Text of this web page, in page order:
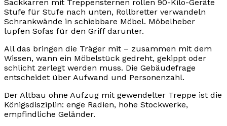
Sackkarren mit Treppensternen rollen 90-Kilo-Geräte
Stufe für Stufe nach unten, Rollbretter verwandeln
Schrankwände in schiebbare Möbel. Möbelheber
lupfen Sofas für den Griff darunter.
All das bringen die Träger mit – zusammen mit dem
Wissen, wann ein Möbelstück gedreht, gekippt oder
schlicht zerlegt werden muss. Die Gebäudefrage
entscheidet über Aufwand und Personenzahl.
Der Altbau ohne Aufzug mit gewendelter Treppe ist die
Königsdisziplin: enge Radien, hohe Stockwerke,
empfindliche Geländer.